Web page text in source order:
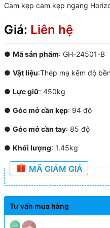
Cam kẹp cam kẹp ngang
Giá: Liên hệ
● Mã sản phẩm: GH-24501-B
● Vật liệu:Thép mạ kẽm độ
● Lực giữ: 450kg
● Góc mở cần kẹp: 94 độ
● Góc mở cần tay: 85 độ
● Khối lượng: 1.45kg
MÃ GIẢM GIÁ
Tư vấn mua hàng